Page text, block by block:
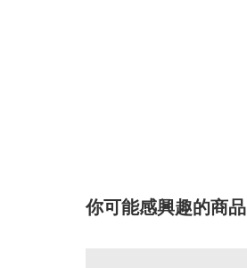
你可能感興趣的商品